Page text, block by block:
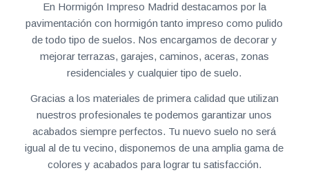
En Hormigón Impreso Madrid destacamos por la
pavimentación con hormigón tanto impreso como pulido
de todo tipo de suelos. Nos encargamos de decorar y
mejorar terrazas, garajes, caminos, aceras, zonas
residenciales y cualquier tipo de suelo.
Gracias a los materiales de primera calidad que utilizan
nuestros profesionales te podemos garantizar unos
acabados siempre perfectos. Tu nuevo suelo no será
igual al de tu vecino, disponemos de una amplia gama de
colores y acabados para lograr tu satisfacción.